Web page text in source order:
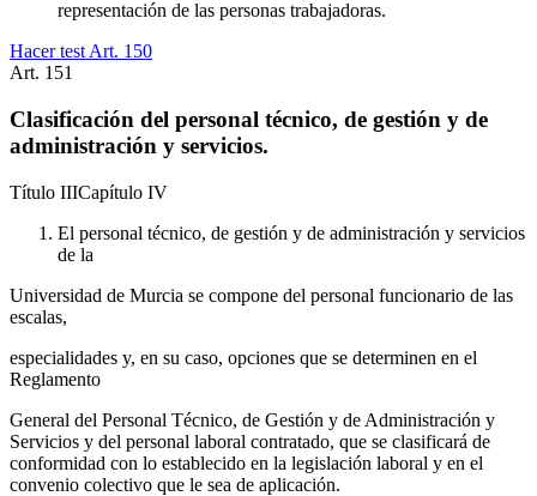
representación de las personas trabajadoras.
Hacer test Art. 150
Art. 151
Clasificación del personal técnico, de gestión y de
administración y servicios.
Título IIICapítulo IV
El personal técnico, de gestión y de administración y servicios
de la
Universidad de Murcia se compone del personal funcionario de las
escalas,
especialidades y, en su caso, opciones que se determinen en el
Reglamento
General del Personal Técnico, de Gestión y de Administración y
Servicios y del personal laboral contratado, que se clasificará de
conformidad con lo establecido en la legislación laboral y en el
convenio colectivo que le sea de aplicación.